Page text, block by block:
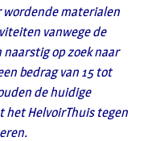
materialen
vanwege de
op zoek naar
bedrag van 15 tot
de huidige
het HelvoirThuis tegen